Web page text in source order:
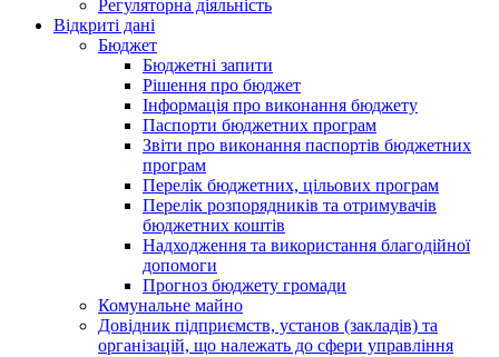
Регуляторна діяльність
Відкриті дані
Бюджет
Бюджетні запити
Рішення про бюджет
Інформація про виконання бюджету
Паспорти бюджетних програм
Звіти про виконання паспортів бюджетних
програм
Перелік бюджетних, цільових програм
Перелік розпорядників та отримувачів
бюджетних коштів
Надходження та використання благодійної
допомоги
Прогноз бюджету громади
Комунальне майно
Довідник підприємств, установ (закладів) та
організацій, що належать до сфери управління